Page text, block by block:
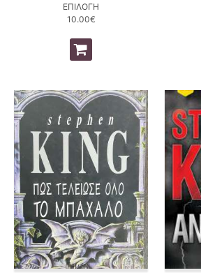
ΕΠΙΛΟΓΗ
10.00€